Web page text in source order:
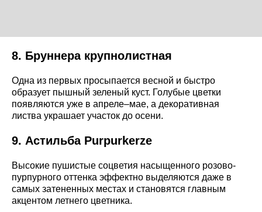
8. Бруннера крупнолистная
Одна из первых просыпается весной и быстро
образует пышный зеленый куст. Голубые цветки
появляются уже в апреле–мае, а декоративная
листва украшает участок до осени.
9. Астильба Purpurkerze
Высокие пушистые соцветия насыщенного розово-
пурпурного оттенка эффектно выделяются даже в
самых затененных местах и становятся главным
акцентом летнего цветника.